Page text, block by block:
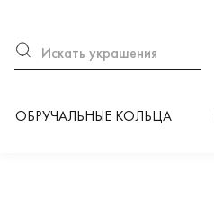
ОБРУЧАЛЬНЫЕ КОЛЬЦА